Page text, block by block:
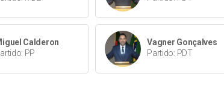
Calderon
PP
Vagner Gonçalves
Partido: PDT